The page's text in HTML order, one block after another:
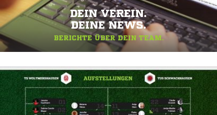
DEIN VEREIN.
DEINE NEWS.
BERICHTE ÜBER DEIN TEAM.